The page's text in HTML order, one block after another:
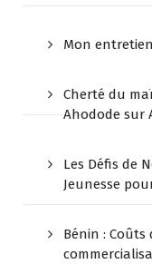
Mon entretien
Cherté du
Ahodode sur
Les Défis de
Jeunesse
Bénin :